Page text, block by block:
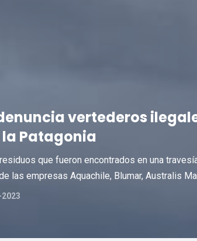
vertederos
Patagonia
que fueron encontrados en una
las empresas Aquachile, Blumar, Australis